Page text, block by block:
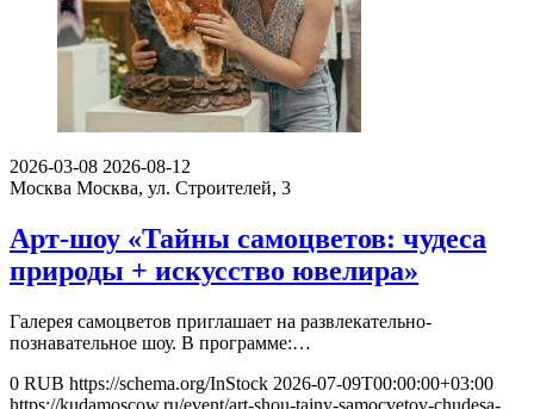
2026-03-08 2026-08-12
Москва Москва, ул. Строителей, 3
Арт-шоу «Тайны самоцветов: чудеса
природы + искусство ювелира»
Галерея самоцветов приглашает на развлекательно-
познавательное шоу. В программе:…
0 RUB https://schema.org/InStock 2026-07-09T00:00:00+03:00